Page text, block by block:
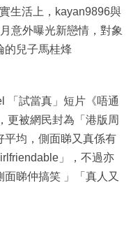
生活上，kayan9896與
意外曝光新戀情，對象
的兒子馬桂烽
「試當真」短片《唔通
更被網民封為「港版周
平均，側面睇又真係有
」，不過亦
睇仲搞笑 」「真人又